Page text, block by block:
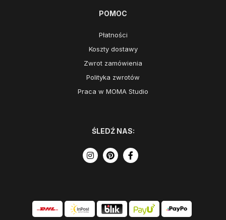
POMOC
Płatności
Koszty dostawy
Zwrot zamówienia
Polityka zwrotów
Praca w MOMA Studio
ŚLEDŹ NAS: